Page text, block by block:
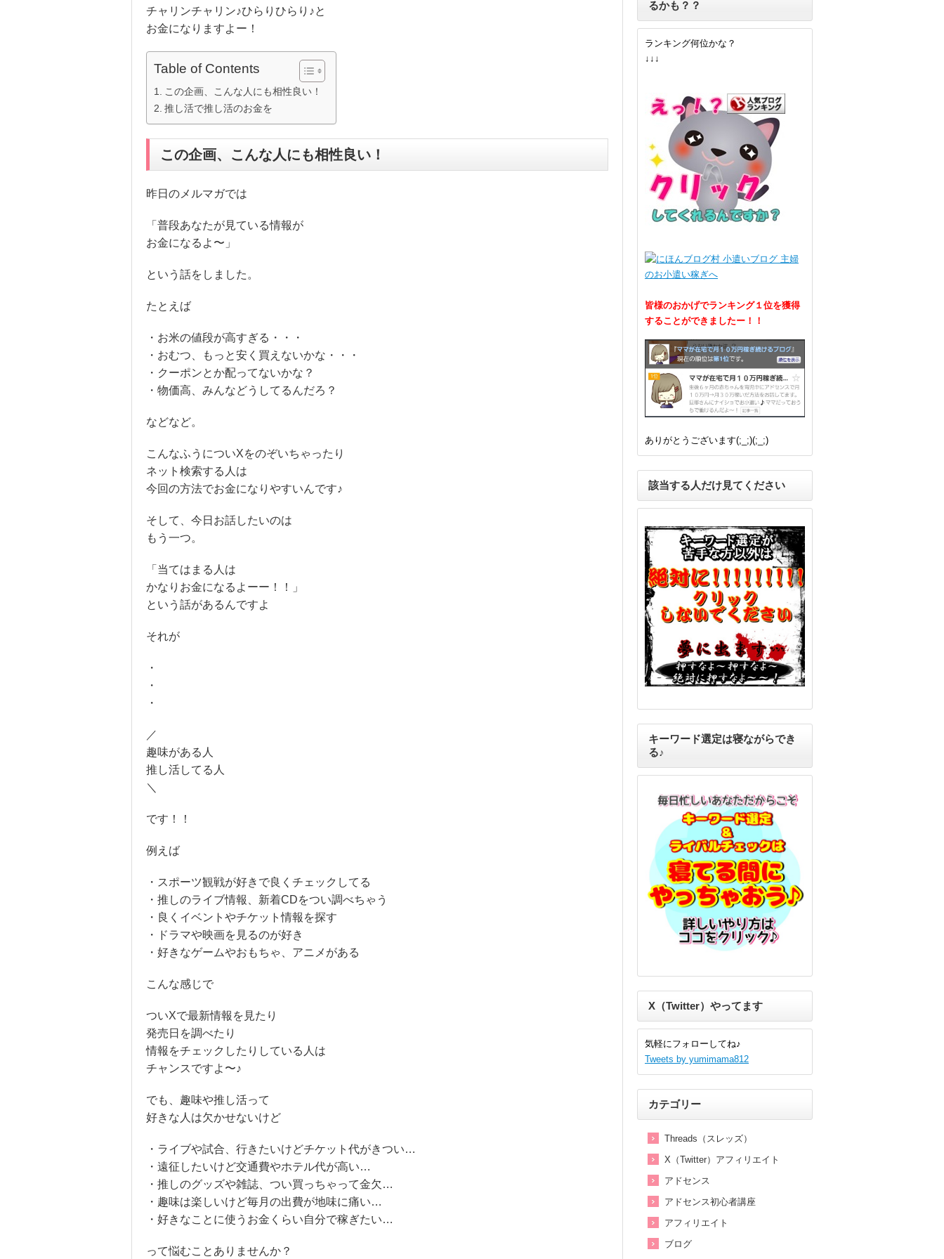
チャリンチャリン♪ひらりひらり♪と
お金になりますよー！
Table of Contents
この企画、こんな人にも相性良い！
推し活で推し活のお金を
この企画、こんな人にも相性良い！
昨日のメルマガでは
「普段あなたが見ている情報が
お金になるよ〜」
という話をしました。
たとえば
・お米の値段が高すぎる・・・
・おむつ、もっと安く買えないかな・・・
・クーポンとか配ってないかな？
・物価高、みんなどうしてるんだろ？
などなど。
こんなふうについXをのぞいちゃったり
ネット検索する人は
今回の方法でお金になりやすいんです♪
そして、今日お話したいのは
もう一つ。
「当てはまる人は
かなりお金になるよーー！！」
という話があるんですよ
それが
・
・
・
／
趣味がある人
推し活してる人
＼
です！！
例えば
・スポーツ観戦が好きで良くチェックしてる
・推しのライブ情報、新着CDをつい調べちゃう
・良くイベントやチケット情報を探す
・ドラマや映画を見るのが好き
・好きなゲームやおもちゃ、アニメがある
こんな感じで
ついXで最新情報を見たり
発売日を調べたり
情報をチェックしたりしている人は
チャンスですよ〜♪
でも、趣味や推し活って
好きな人は欠かせないけど
・ライブや試合、行きたいけどチケット代がきつい…
・遠征したいけど交通費やホテル代が高い…
・推しのグッズや雑誌、つい買っちゃって金欠…
・趣味は楽しいけど毎月の出費が地味に痛い…
・好きなことに使うお金くらい自分で稼ぎたい…
って悩むことありませんか？
るかも？？
ランキング何位かな？
↓↓↓
皆様のおかげでランキング１位を獲得
することができましたー！！
ありがとうございます(;_;)(;_;)
該当する人だけ見てください
キーワード選定は寝ながらでき
る♪
X（Twitter）やってます
気軽にフォローしてね♪
Tweets by yumimama812
カテゴリー
Threads（スレッズ）
X（Twitter）アフィリエイト
アドセンス
アドセンス初心者講座
アフィリエイト
ブログ